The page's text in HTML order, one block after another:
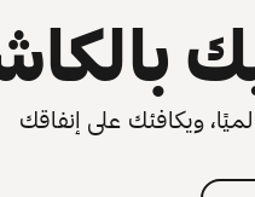
ويكافئك على إنفاقك